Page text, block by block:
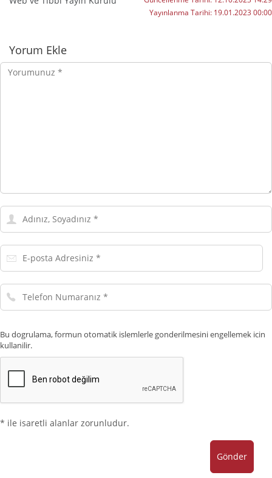
Yayınlanma Tarihi: 19.01.2023 00:00
Yorumlar
Yorum Ekle
Yorumunuz
Adınız,
Soyadınız
E-
posta
Adresiniz
Telefon
Numaranız
Bu dogrulama, formun otomatik islemlerle gonderilmesini engellemek icin
kullanilir.
* ile isaretli alanlar zorunludur.
Gönder